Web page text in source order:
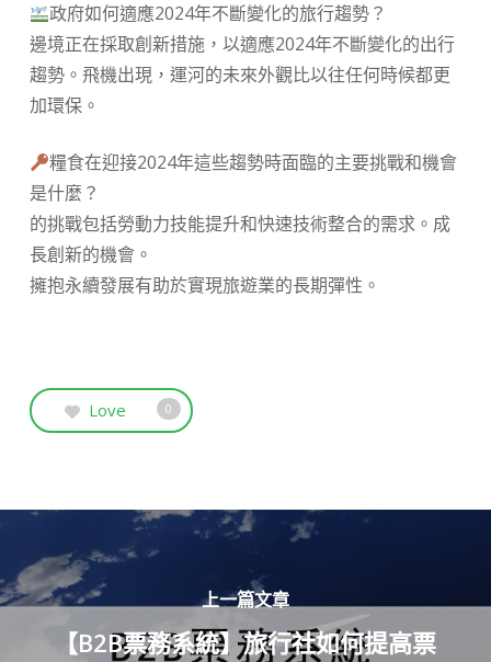
政府如何適應2024年不斷變化的旅行趨勢？
邊境正在採取創新措施，以適應2024年不斷變化的出行
趨勢。飛機出現，運河的未來外觀比以往任何時候都更
加環保。
糧食在迎接2024年這些趨勢時面臨的主要挑戰和機會
是什麼？
的挑戰包括勞動力技能提升和快速技術整合的需求。成
長創新的機會。
擁抱永續發展有助於實現旅遊業的長期彈性。
Love 0
上一篇文章
【B2B票務系統】旅行社如何提高票